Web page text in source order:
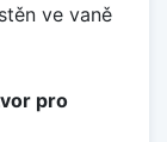
ve vaně
pro